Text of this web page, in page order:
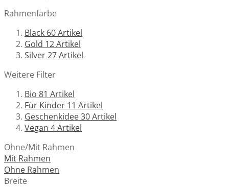
Rahmenfarbe
Black 60Artikel
Gold 12Artikel
Silver27Artikel
Weitere Filter
Bio 81 Artikel
Für Kinder 11 Artikel
Geschenkidee30Artikel
Vegan 4Artikel
Ohne/Mit Rahmen
Mit Rahmen
Ohne Rahmen
Breite